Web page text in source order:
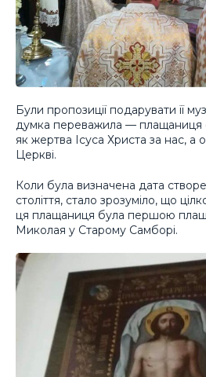
Були пропозиції подарувати її
думка переважила — плащаниця
як жертва Ісуса Христа за нас, а
Церкві.
Коли була визначена дата
століття, стало зрозуміло, що
ця плащаниця була першою
Миколая у Старому Самборі.